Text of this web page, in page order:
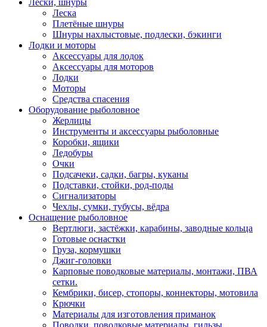
Лески, шнуры
Леска
Плетёные шнуры
Шнуры нахлыстовые, подлески, бэкинги
Лодки и моторы
Аксессуары для лодок
Аксессуары для моторов
Лодки
Моторы
Средства спасения
Оборудование рыболовное
Жерлицы
Инструменты и аксессуары рыболовные
Коробки, ящики
Ледобуры
Очки
Подсачеки, садки, багры, куканы
Подставки, стойки, род-поды
Сигнализаторы
Чехлы, сумки, тубусы, вёдра
Оснащение рыболовное
Вертлюги, застёжки, карабины, заводные кольца
Готовые оснастки
Груза, кормушки
Джиг-головки
Карповые поводковые материалы, монтажи, ПВА
сетки.
Кембрики, бисер, стопоры, коннекторы, мотовила
Крючки
Материалы для изготовления приманок
Поводки, поводковые материалы, гильзы